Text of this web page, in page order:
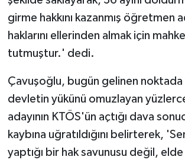
girme hakkını kazanmış öğretmen
haklarını ellerinden almak için
tutmuştur.' dedi.
Çavuşoğlu, bugün gelinen noktada
devletin yükünü omuzlayan
adayının KTÖS'ün açtığı dava
kaybına uğratıldığını belirterek,
yaptığı bir hak savunusu değil, elde